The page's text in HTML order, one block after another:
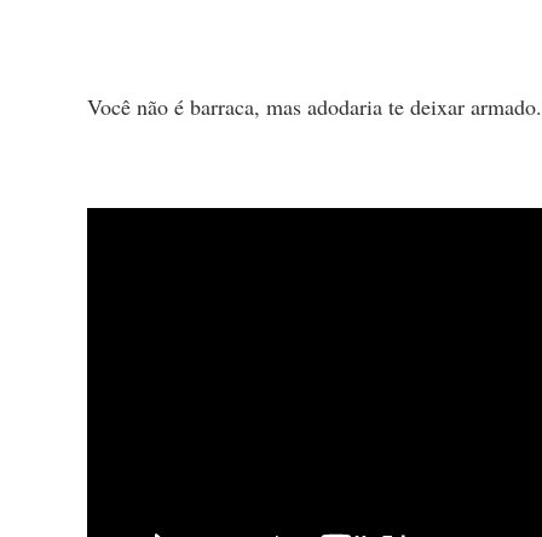
Você não é barraca, mas adodaria te deixar armado.